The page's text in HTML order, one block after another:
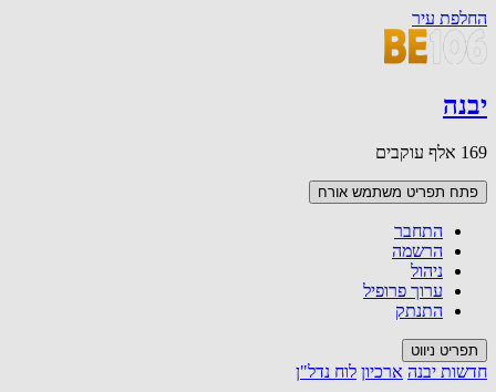
החלפת עיר
יבנה
169 אלף עוקבים
פתח תפריט משתמש אורח
התחבר
הרשמה
ניהול
ערוך פרופיל
התנתק
תפריט ניווט
חדשות יבנה ארכיון לוח נדל"ן